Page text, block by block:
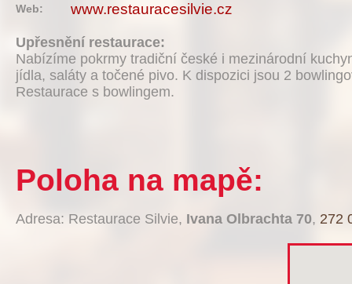
Web: www.restauracesilvie.cz
Upřesnění restaurace:
Nabízíme pokrmy tradiční české i mezinárodní
jídla, saláty a točené pivo. K dispozici jsou 2
Restaurace s bowlingem.
Poloha na mapě:
Adresa: Restaurace Silvie, Ivana Olbrachta 70, 272